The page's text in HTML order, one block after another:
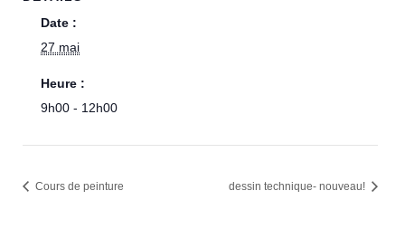
Date :
27 mai
Heure :
9h00 - 12h00
Cours de peinture dessin technique- nouveau!